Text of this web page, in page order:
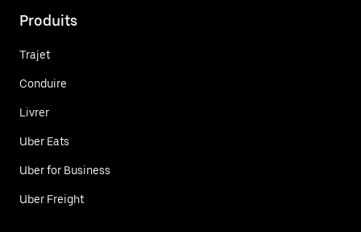
Produits
Trajet
Conduire
Livrer
Uber Eats
Uber for Business
Uber Freight